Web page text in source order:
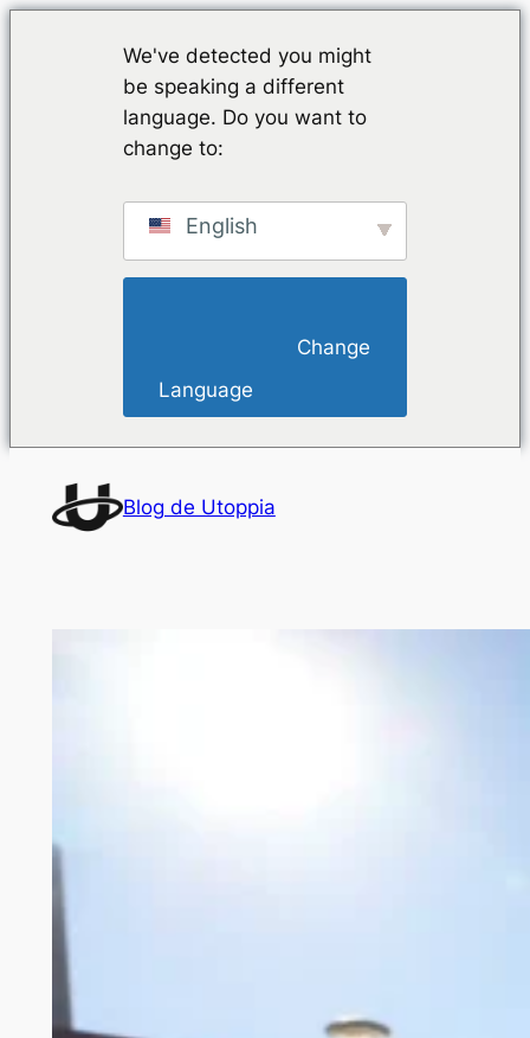
We've detected you might
be speaking a different
language. Do you want to
change to:
English
Language
contenido
Blog de Utoppia